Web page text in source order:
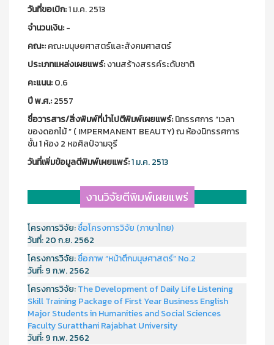
วันที่ขอเบิก:1 ม.ค. 2513
จำนวนเงิน:-
คณะ:คณะมนุษยศาสตร์และสังคมศาสตร์
ประเภทแหล่งเผยแพร์:งานสร้างสรรค์ระดับชาติ
คะแนน:0.6
ปี พ.ศ.:2557
ชื่อวารสาร/สิ่งพิมพ์ที่นำไปตีพิมพ์เผยแพร์:นิทรรศการ “เวลา
ของดอกไม้ ” ( IMPERMANENT BEAUTY) ณ ห้องนิทรรศการ
ชั้น 1 ห้อง 2 หอศิลป์จามจุรี
วันที่เพิ่มข้อมูลตีพิมพ์เผยแพร์:1 ม.ค. 2513
งานวิจัยตีพิมพ์เผยแพร่
โครงการวิจัย:ชื่อโครงการวิจัย (ภาษาไทย)
วันที่:20 ก.ย. 2562
โครงการวิจัย:ชื่อภาพ “หน้าตึกมนุษศาสตร์” No.2
วันที่:9 ก.พ. 2562
โครงการวิจัย:The Development of Daily Life Listening
Skill Training Package of First Year Business English
Major Students in Humanities and Social Sciences
Faculty Suratthani Rajabhat University
วันที่:9 ก.พ. 2562